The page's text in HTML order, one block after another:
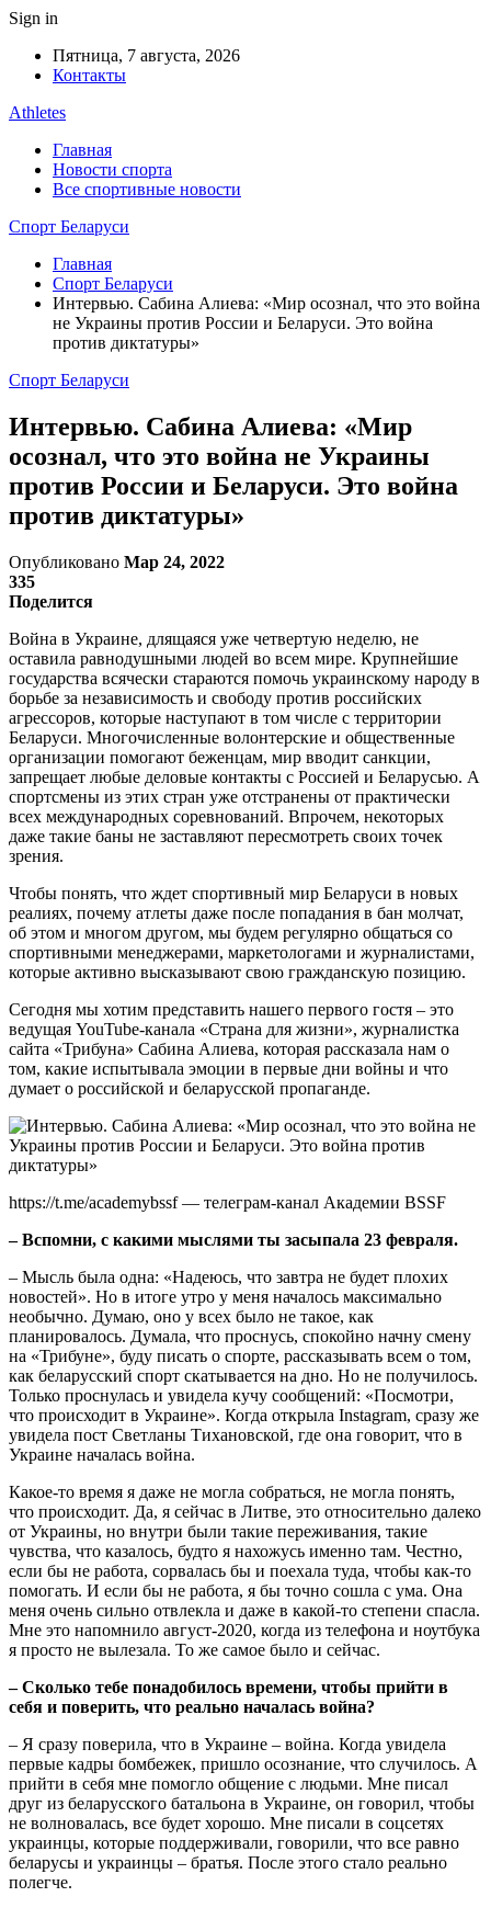
Sign in
Пятница, 7 августа, 2026
Контакты
Athletes
Главная
Новости спорта
Все спортивные новости
Спорт Беларуси
Главная
Спорт Беларуси
Интервью. Сабина Алиева: «Мир осознал, что это война
не Украины против России и Беларуси. Это война
против диктатуры»
Спорт Беларуси
Интервью. Сабина Алиева: «Мир
осознал, что это война не Украины
против России и Беларуси. Это война
против диктатуры»
Опубликовано Мар 24, 2022
335
Поделится
Война в Украине, длящаяся уже четвертую неделю, не
оставила равнодушными людей во всем мире. Крупнейшие
государства всячески стараются помочь украинскому народу в
борьбе за независимость и свободу против российских
агрессоров, которые наступают в том числе с территории
Беларуси. Многочисленные волонтерские и общественные
организации помогают беженцам, мир вводит санкции,
запрещает любые деловые контакты с Россией и Беларусью. А
спортсмены из этих стран уже отстранены от практически
всех международных соревнований. Впрочем, некоторых
даже такие баны не заставляют пересмотреть своих точек
зрения.
Чтобы понять, что ждет спортивный мир Беларуси в новых
реалиях, почему атлеты даже после попадания в бан молчат,
об этом и многом другом, мы будем регулярно общаться со
спортивными менеджерами, маркетологами и журналистами,
которые активно высказывают свою гражданскую позицию.
Сегодня мы хотим представить нашего первого гостя – это
ведущая YouTube-канала «Страна для жизни», журналистка
сайта «Трибуна» Сабина Алиева, которая рассказала нам о
том, какие испытывала эмоции в первые дни войны и что
думает о российской и беларусской пропаганде.
https://t.me/academybssf — телеграм-канал Академии BSSF
– Вспомни, с какими мыслями ты засыпала 23 февраля.
– Мысль была одна: «Надеюсь, что завтра не будет плохих
новостей». Но в итоге утро у меня началось максимально
необычно. Думаю, оно у всех было не такое, как
планировалось. Думала, что проснусь, спокойно начну смену
на «Трибуне», буду писать о спорте, рассказывать всем о том,
как беларусский спорт скатывается на дно. Но не получилось.
Только проснулась и увидела кучу сообщений: «Посмотри,
что происходит в Украине». Когда открыла Instagram, сразу же
увидела пост Светланы Тихановской, где она говорит, что в
Украине началась война.
Какое-то время я даже не могла собраться, не могла понять,
что происходит. Да, я сейчас в Литве, это относительно далеко
от Украины, но внутри были такие переживания, такие
чувства, что казалось, будто я нахожусь именно там. Честно,
если бы не работа, сорвалась бы и поехала туда, чтобы как-то
помогать. И если бы не работа, я бы точно сошла с ума. Она
меня очень сильно отвлекла и даже в какой-то степени спасла.
Мне это напомнило август-2020, когда из телефона и ноутбука
я просто не вылезала. То же самое было и сейчас.
– Сколько тебе понадобилось времени, чтобы прийти в
себя и поверить, что реально началась война?
– Я сразу поверила, что в Украине – война. Когда увидела
первые кадры бомбежек, пришло осознание, что случилось. А
прийти в себя мне помогло общение с людьми. Мне писал
друг из беларусского батальона в Украине, он говорил, чтобы
не волновалась, все будет хорошо. Мне писали в соцсетях
украинцы, которые поддерживали, говорили, что все равно
беларусы и украинцы – братья. После этого стало реально
полегче.